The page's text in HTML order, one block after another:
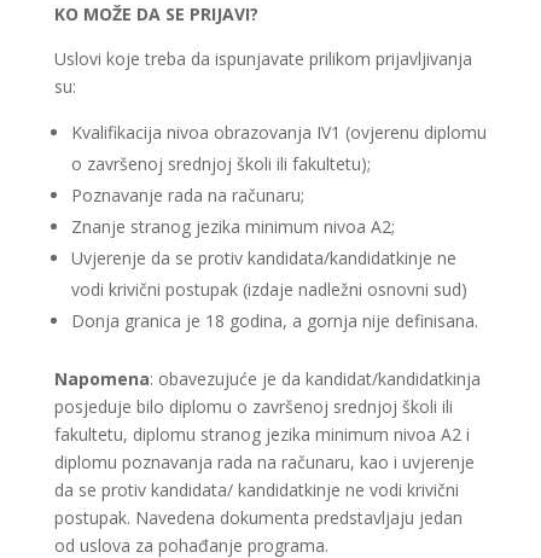
KO MOŽE DA SE PRIJAVI?
Uslovi koje treba da ispunjavate prilikom prijavljivanja
su:
Kvalifikacija nivoa obrazovanja IV1 (ovjerenu diplomu
o završenoj srednjoj školi ili fakultetu);
Poznavanje rada na računaru;
Znanje stranog jezika minimum nivoa A2;
Uvjerenje da se protiv kandidata/kandidatkinje ne
vodi krivični postupak (izdaje nadležni osnovni sud)
Donja granica je 18 godina, a gornja nije definisana.
Napomena: obavezujuće je da kandidat/kandidatkinja
posjeduje bilo diplomu o završenoj srednjoj školi ili
fakultetu, diplomu stranog jezika minimum nivoa A2 i
diplomu poznavanja rada na računaru, kao i uvjerenje
da se protiv kandidata/ kandidatkinje ne vodi krivični
postupak. Navedena dokumenta predstavljaju jedan
od uslova za pohađanje programa.